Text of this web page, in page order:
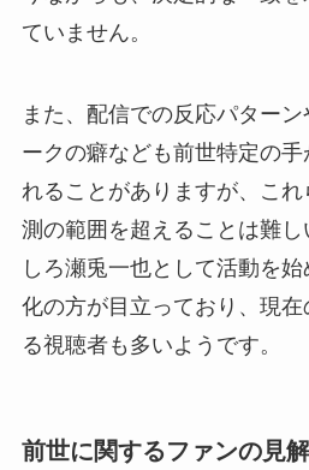
ていません。
また、配信での反応パター
ークの癖なども前世特定の
れることがありますが、こ
測の範囲を超えることは難
しろ瀬兎一也として活動を
化の方が目立っており、現
る視聴者も多いようです。
前世に関するファンの見解